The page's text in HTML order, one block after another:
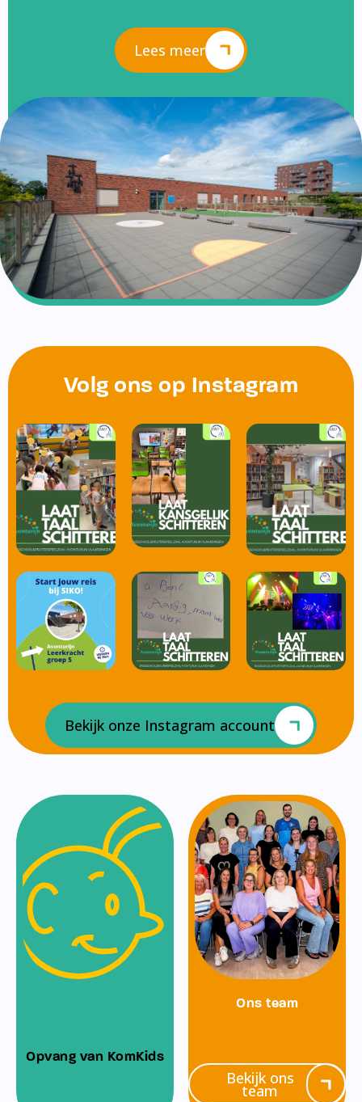
Lees meer
Volg ons op Instagram
Bekijk onze Instagram account
Opvang van KomKids
Ons team
Bekijk ons
team